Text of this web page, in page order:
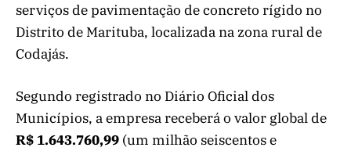
serviços de pavimentação de concreto rígido no
Distrito de Marituba, localizada na zona rural de
Codajás.
Segundo registrado no Diário Oficial dos
Municípios, a empresa receberá o valor global de
R$ 1.643.760,99 (um milhão seiscentos e